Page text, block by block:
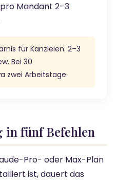
Mandant 2–3
für Kanzleien: 2–3
Bei 30
zwei Arbeitstage.
in fünf Befehlen
Pro- oder Max-Plan
ist, dauert das